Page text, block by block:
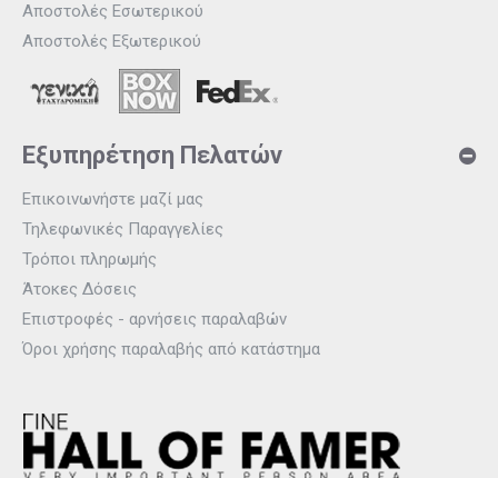
Αποστολές Εσωτερικού
Αποστολές Εξωτερικού
Εξυπηρέτηση Πελατών
Επικοινωνήστε μαζί μας
Τηλεφωνικές Παραγγελίες
Τρόποι πληρωμής
Άτοκες Δόσεις
Επιστροφές - αρνήσεις παραλαβών
Όροι χρήσης παραλαβής από κατάστημα